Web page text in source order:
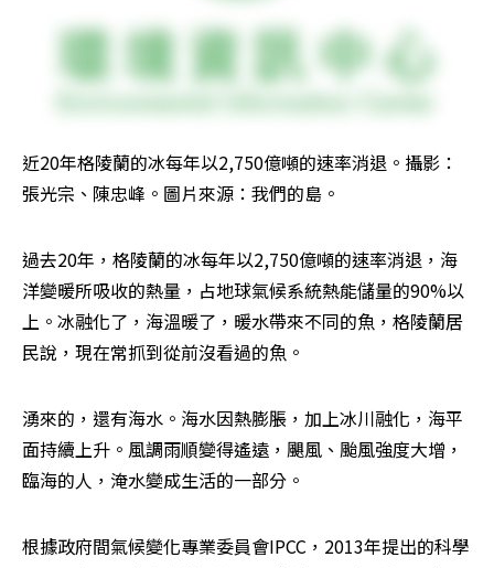
近20年格陵蘭的冰每年以2,750億噸的速率消退。攝影：
張光宗、陳忠峰。圖片來源：我們的島。
過去20年，格陵蘭的冰每年以2,750億噸的速率消退，海
洋變暖所吸收的熱量，占地球氣候系統熱能儲量的90%以
上。冰融化了，海溫暖了，暖水帶來不同的魚，格陵蘭居
民說，現在常抓到從前沒看過的魚。
湧來的，還有海水。海水因熱膨脹，加上冰川融化，海平
面持續上升。風調雨順變得遙遠，颶風、颱風強度大增，
臨海的人，淹水變成生活的一部分。
根據政府間氣候變化專業委員會IPCC，2013年提出的科學